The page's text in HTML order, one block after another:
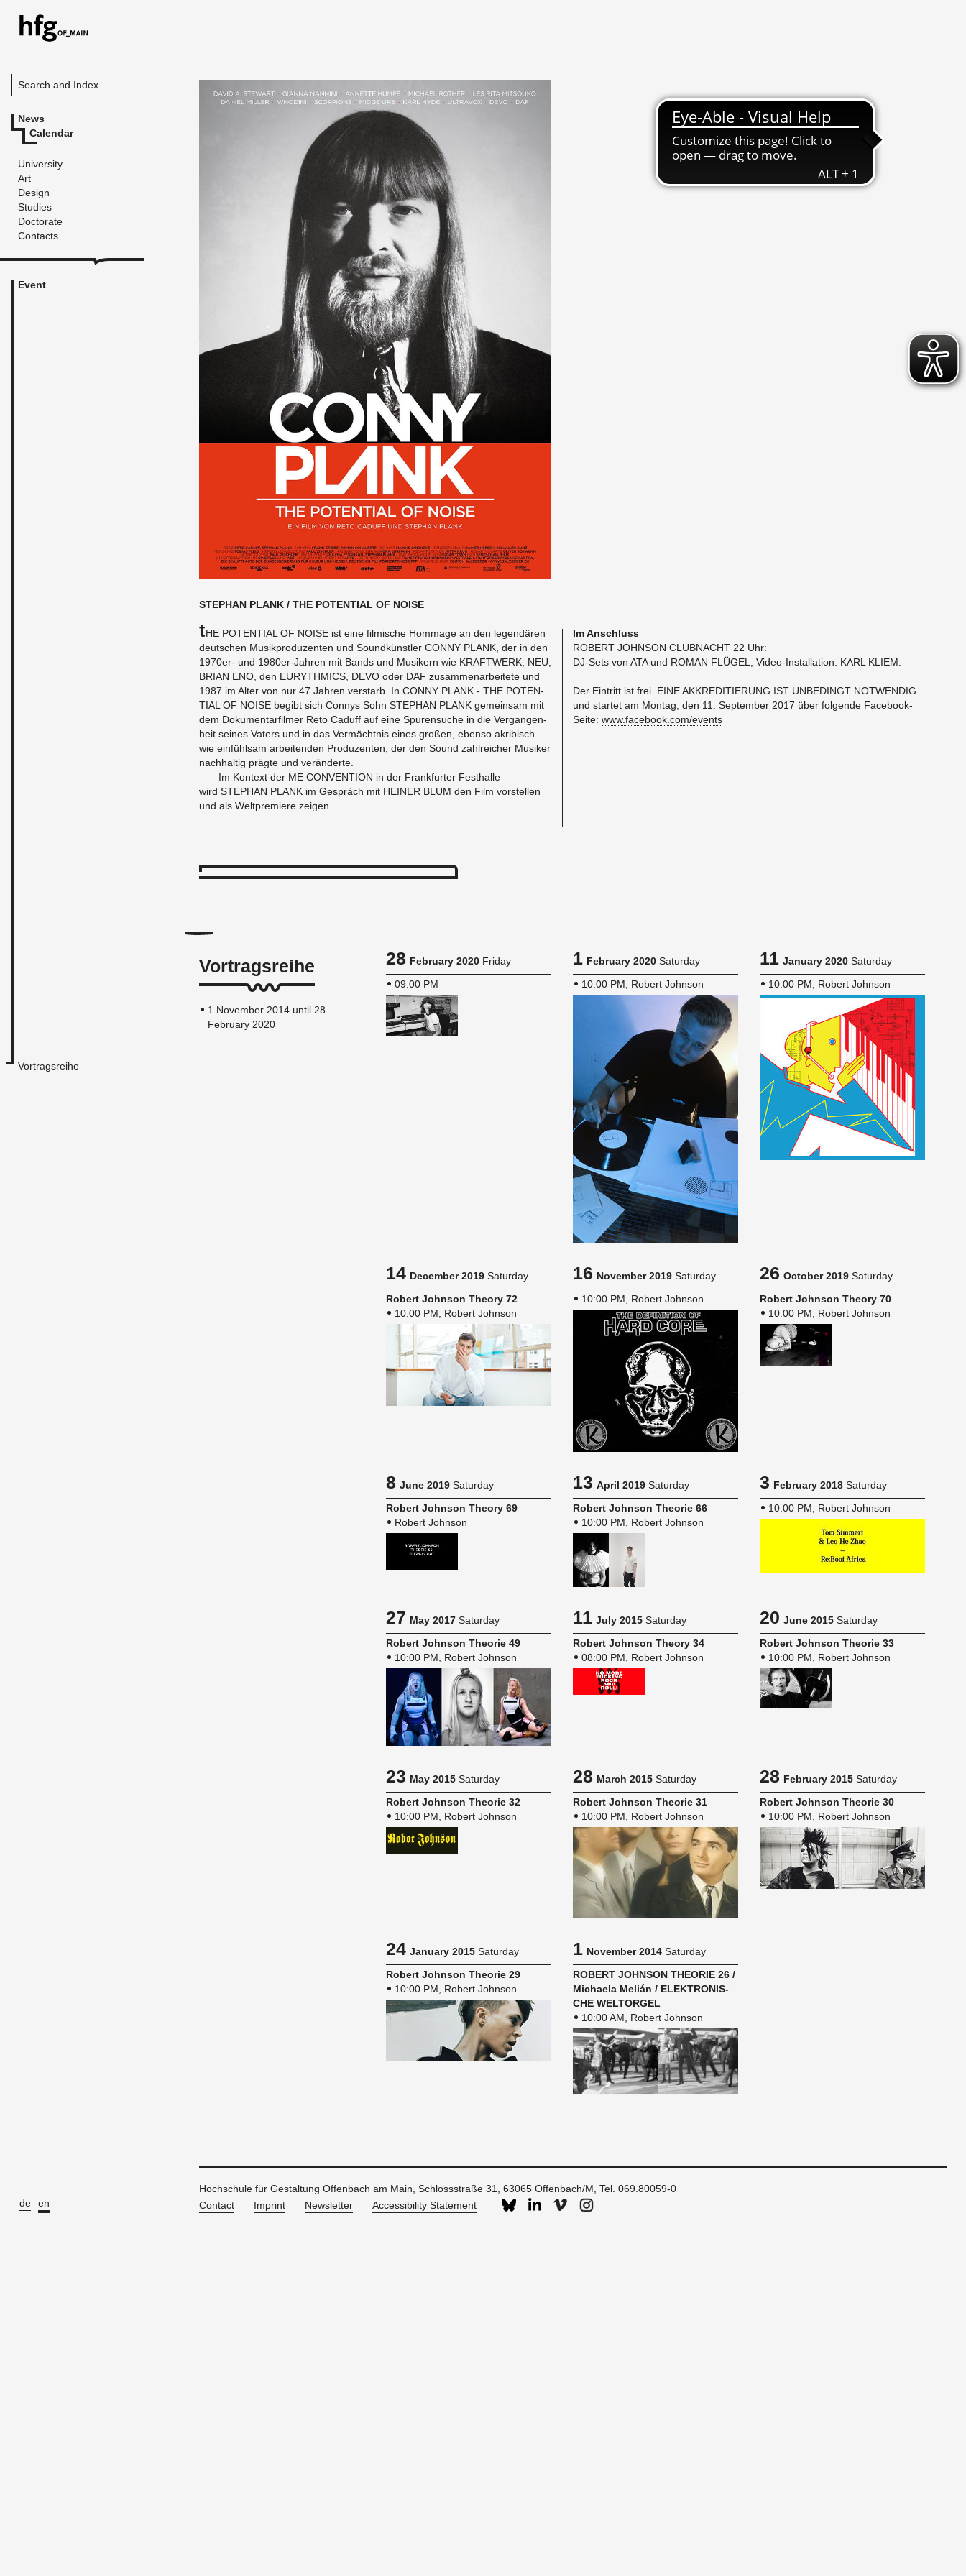
Search and Index
News
Calendar
University
Art
Design
Studies
Doctorate
Contacts
Event
Vortragsreihe
de en
STEPHAN PLANK / THE PO­TEN­TIAL OF NOISE
THE PO­TEN­TIAL OF NOISE ist eine filmis­che Hom­mage an den leg­endären
deutschen Musikpro­duzen­ten und Soundkünstler CONNY PLANK, der in den
1970er- und 1980er-Jahren mit Bands und Musik­ern wie KRAFTWERK, NEU,
BRIAN ENO, den EU­RY­TH­MICS, DEVO oder DAF zusam­me­nar­beit­ete und
1987 im Alter von nur 47 Jahren ver­starb. In CONNY PLANK - THE PO­TEN­
TIAL OF NOISE be­g­ibt sich Con­nys Sohn STEPHAN PLANK gemein­sam mit
dem Doku­men­tarfilmer Reto Caduff auf eine Spuren­suche in die Ver­gan­gen­
heit seines Vaters und in das Vermächt­nis eines großen, ebenso akribisch
wie einfühlsam ar­bei­t­en­den Pro­duzen­ten, der den Sound zahlre­icher Musiker
nach­haltig prägte und veränderte.
Im Kon­text der ME CON­VEN­TION in der Frank­furter Fes­thalle
wird STEPHAN PLANK im Gespräch mit HEINER BLUM den Film vorstellen
und als Welt­premiere zeigen.
Im An­schluss
ROBERT JOHN­SON CLUB­NACHT 22 Uhr:
DJ-Sets von ATA und ROMAN FLÜGEL, Video-In­stal­la­tion: KARL KLIEM.
​Der Ein­tritt ist frei. EINE AKKRED­I­TIERUNG IST UNBE­D­INGT NOTWENDIG
und startet am Mon­tag, den 11. Sep­tem­ber 2017 über fol­gende Face­book-
Seite: www.​facebook.​com/​events
Vortragsreihe
1 November 2014 until 28
February 2020
28February 2020 Friday
09:00 PM
1February 2020 Saturday
10:00 PM, Robert Johnson
11January 2020 Saturday
10:00 PM, Robert Johnson
14December 2019 Saturday
Robert John­son The­ory 72
10:00 PM, Robert Johnson
16November 2019 Saturday
10:00 PM, Robert Johnson
26October 2019 Saturday
Robert John­son The­ory 70
10:00 PM, Robert Johnson
8June 2019 Saturday
Robert John­son The­ory 69
Robert Johnson
13April 2019 Saturday
Robert John­son The­o­rie 66
10:00 PM, Robert Johnson
3February 2018 Saturday
10:00 PM, Robert Johnson
27May 2017 Saturday
Robert John­son The­o­rie 49
10:00 PM, Robert Johnson
11July 2015 Saturday
Robert John­son The­ory 34
08:00 PM, Robert Johnson
20June 2015 Saturday
Robert John­son The­o­rie 33
10:00 PM, Robert Johnson
23May 2015 Saturday
Robert John­son The­o­rie 32
10:00 PM, Robert Johnson
28March 2015 Saturday
Robert John­son The­o­rie 31
10:00 PM, Robert Johnson
28February 2015 Saturday
Robert John­son The­o­rie 30
10:00 PM, Robert Johnson
24January 2015 Saturday
Robert John­son The­o­rie 29
10:00 PM, Robert Johnson
1November 2014 Saturday
ROBERT JOHN­SON THE­O­RIE 26 /
Michaela Melián / ELEK­TRO­N­IS­
CHE WEL­TORGEL
10:00 AM, Robert Johnson
Hochschule für Gestaltung Offenbach am Main, Schlossstraße 31, 63065 Offenbach/M, Tel. 069.80059-0
Contact
Imprint Newsletter Accessibility Statement